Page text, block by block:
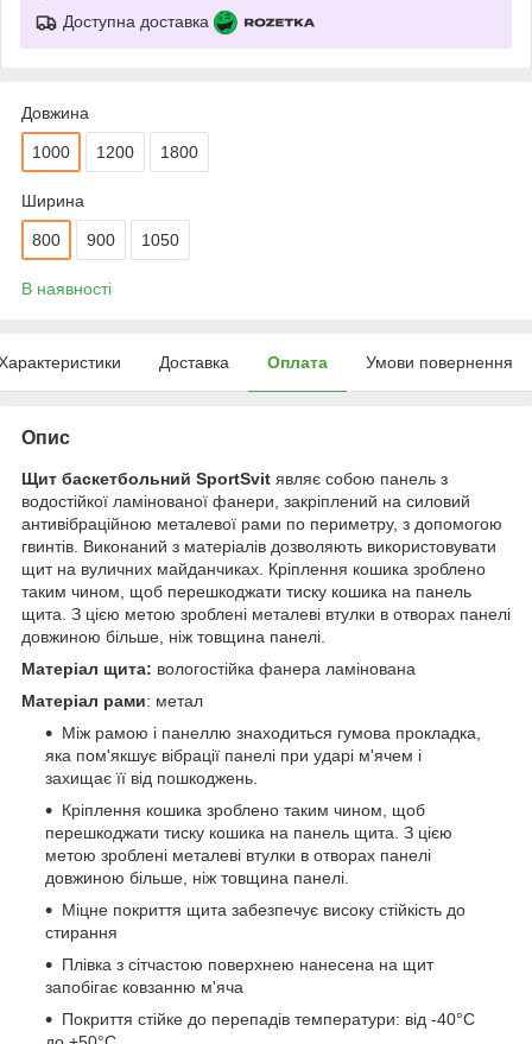
Доступна доставка
Довжина
1000 1200 1800
Ширина
800 900 1050
В наявності
Доставка Оплата Умови повернення
Опис
Щит баскетбольний SportSvit являє собою панель з
водостійкої ламінованої фанери, закріплений на силовий
антивібраційною металевої рами по периметру, з допомогою
гвинтів. Виконаний з матеріалів дозволяють використовувати
щит на вуличних майданчиках. Кріплення кошика зроблено
таким чином, щоб перешкоджати тиску кошика на панель
щита. З цією метою зроблені металеві втулки в отворах панелі
довжиною більше, ніж товщина панелі.
Матеріал щита: вологостійка фанера ламінована
Матеріал рами: метал
Між рамою і панеллю знаходиться гумова прокладка,
яка пом'якшує вібрації панелі при ударі м'ячем і
захищає її від пошкоджень.
Кріплення кошика зроблено таким чином, щоб
перешкоджати тиску кошика на панель щита. З цією
метою зроблені металеві втулки в отворах панелі
довжиною більше, ніж товщина панелі.
Міцне покриття щита забезпечує високу стійкість до
стирання
Плівка з сітчастою поверхнею нанесена на щит
запобігає ковзанню м'яча
Покриття стійке до перепадів температури: від -40°С